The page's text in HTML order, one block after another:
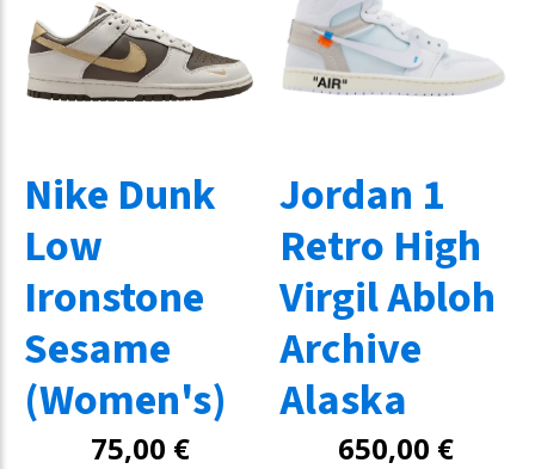
Nike Dunk
Low
Ironstone
Sesame
(Women's)
75,00 €
Jordan 1
Retro High
Virgil Abloh
Archive
Alaska
650,00 €